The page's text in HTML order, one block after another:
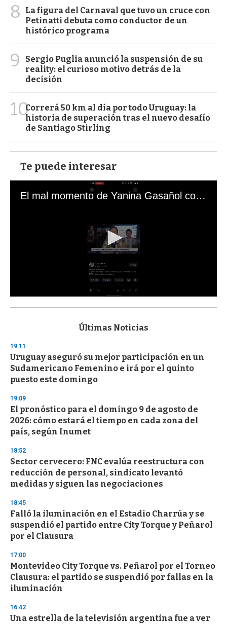
8
La figura del Carnaval que tuvo un cruce con
Petinatti debuta como conductor de un
histórico programa
9
Sergio Puglia anunció la suspensión de su
reality: el curioso motivo detrás de la
decisión
10Correrá 50 km al día por todo Uruguay: la
historia de superación tras el nuevo desafío
de Santiago Stirling
Te puede interesar
El mal momento de Yanina Gasañol con un hincha argentino en "Subrayado"
s
d
s
o
f
3
s
e
c
o
n
d
s
Últimas Noticias
19:11
Uruguay aseguró su mejor participación en un
Sudamericano Femenino e irá por el quinto
puesto este domingo
19:09
El pronóstico para el domingo 9 de agosto de
2026: cómo estará el tiempo en cada zona del
país, según Inumet
18:52
Sector cervecero: FNC evalúa reestructura con
reducción de personal, sindicato levantó
medidas y siguen las negociaciones
18:45
Falló la iluminación en el Estadio Charrúa y se
suspendió el partido entre City Torque y Peñarol
por el Clausura
17:00
Montevideo City Torque vs. Peñarol por el Torneo
Clausura: el partido se suspendió por fallas en la
iluminación
16:42
Una estrella de la televisión argentina fue a ver